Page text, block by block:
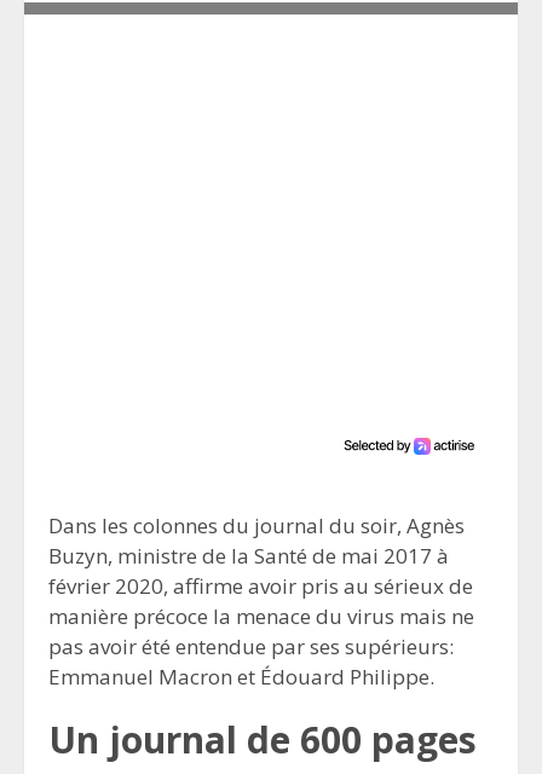
Dans les colonnes du journal du soir, Agnès
Buzyn, ministre de la Santé de mai 2017 à
février 2020, affirme avoir pris au sérieux de
manière précoce la menace du virus mais ne
pas avoir été entendue par ses supérieurs:
Emmanuel Macron et Édouard Philippe.
Un journal de 600 pages